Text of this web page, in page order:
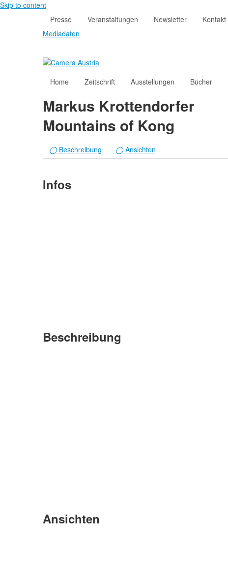
Skip to content
Presse
Veranstaltungen Newsletter Kontakt
Mediadaten
Home Zeitschrift Ausstellungen Bücher
Markus Krottendorfer
Mountains of Kong
◯ Beschreibung ◯ Ansichten
Infos
Beschreibung
Ansichten